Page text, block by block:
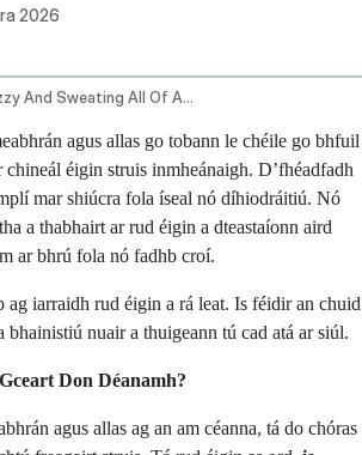
2026
Dizzy And Sweating All Of A Sudden
agus allas go tobann le chéile go bhfuil
éigin struis inmheánaigh. D’fhéadfadh
mar shiúcra fola íseal nó díhiodráitiú. Nó
a thabhairt ar rud éigin a dteastaíonn aird
ar bhrú fola nó fadhb croí.
ag iarraidh rud éigin a rá leat. Is féidir an chuid
bhainistiú nuair a thuigeann tú cad atá ar siúl.
Don Déanamh?
agus allas ag an am céanna, tá do chóras